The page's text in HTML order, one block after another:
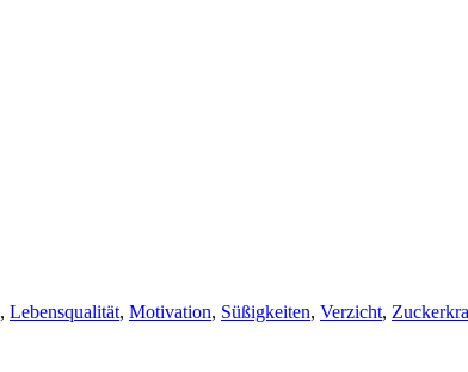
, Lebensqualität, Motivation, Süßigkeiten, Verzicht,